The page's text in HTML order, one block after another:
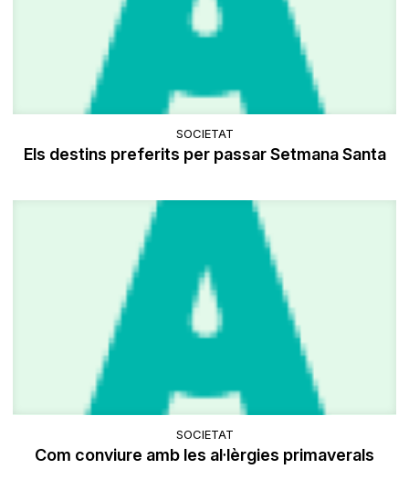
SOCIETAT
Els destins preferits per passar Setmana Santa
SOCIETAT
Com conviure amb les al·lèrgies primaverals